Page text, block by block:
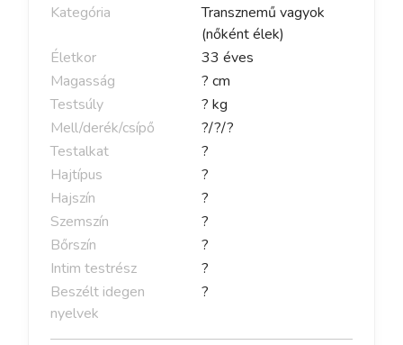
Kategória
Transznemű vagyok
(nőként élek)
Életkor
33 éves
Magasság
? cm
Testsúly
? kg
Mell/derék/csípő
?/?/?
Testalkat
?
Hajtípus
?
Hajszín
?
Szemszín
?
Bőrszín
?
Intim testrész
?
Beszélt idegen
nyelvek
?